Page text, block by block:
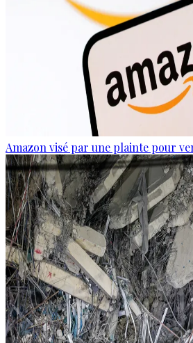
Amazon visé par une plainte pour